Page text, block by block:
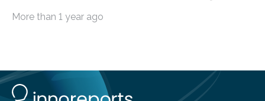
ECOTROPHELIAMit der Produktidee “Flexi-Nuggets”
Studierende der Lebensmittelwissenschaften und
wurde zum 16. Mal durch den Forschungskreis der
More than 1 year ago